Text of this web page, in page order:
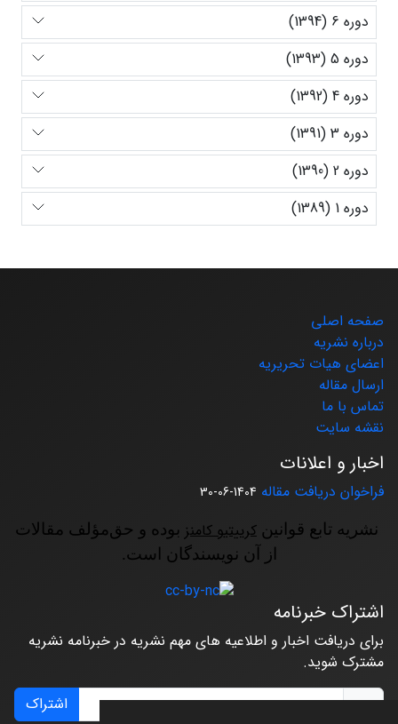
دوره 6 (1394)
دوره 5 (1393)
دوره 4 (1392)
دوره 3 (1391)
دوره 2 (1390)
دوره 1 (1389)
صفحه اصلی
درباره نشریه
اعضای هیات تحریریه
ارسال مقاله
تماس با ما
نقشه سایت
اخبار و اعلانات
فراخوان دریافت مقاله 1404-06-30
نشریه تابع قوانین کرییتیو کامنز بوده و حق‌مؤلف مقالات
از آن نویسندگان است.
اشتراک خبرنامه
برای دریافت اخبار و اطلاعیه های مهم نشریه در خبرنامه نشریه
مشترک شوید.
اشتراک